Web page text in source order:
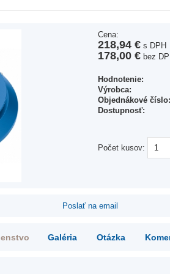
Cena:
218,94 €s DPH
178,00 €bez
Hodnotenie:
Výrobca:
Objednákové číslo:
Dostupnosť:
Počet kusov:
Poslať na email
Galéria Otázka